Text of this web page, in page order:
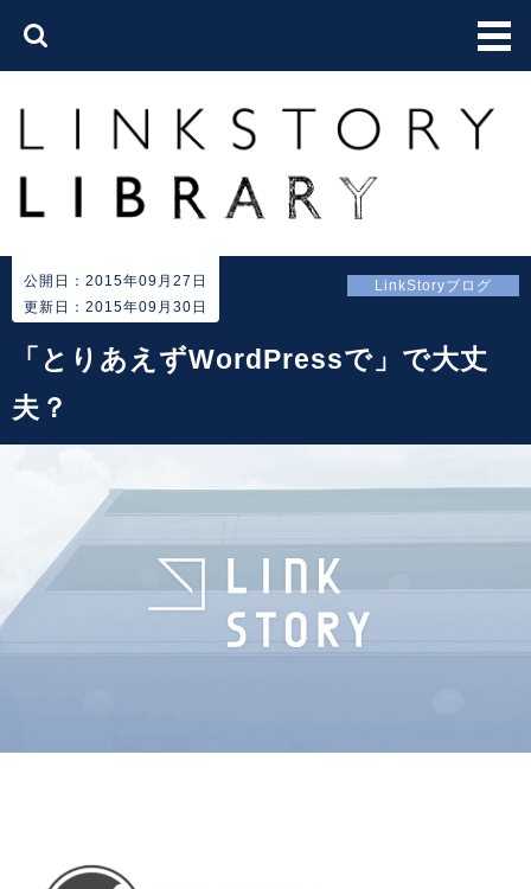
公開日：2015年09月27日
更新日：2015年09月30日
LinkStoryブログ
「とりあえずWordPressで」で大丈
夫？